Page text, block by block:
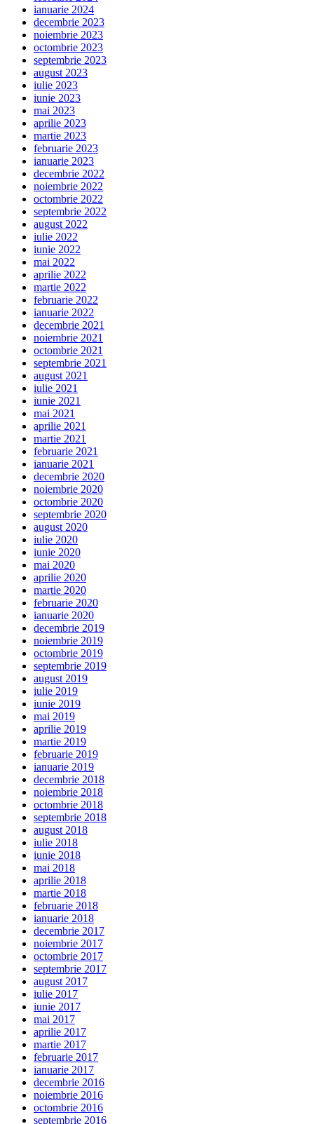
ianuarie 2024
decembrie 2023
noiembrie 2023
octombrie 2023
septembrie 2023
august 2023
iulie 2023
iunie 2023
mai 2023
aprilie 2023
martie 2023
februarie 2023
ianuarie 2023
decembrie 2022
noiembrie 2022
octombrie 2022
septembrie 2022
august 2022
iulie 2022
iunie 2022
mai 2022
aprilie 2022
martie 2022
februarie 2022
ianuarie 2022
decembrie 2021
noiembrie 2021
octombrie 2021
septembrie 2021
august 2021
iulie 2021
iunie 2021
mai 2021
aprilie 2021
martie 2021
februarie 2021
ianuarie 2021
decembrie 2020
noiembrie 2020
octombrie 2020
septembrie 2020
august 2020
iulie 2020
iunie 2020
mai 2020
aprilie 2020
martie 2020
februarie 2020
ianuarie 2020
decembrie 2019
noiembrie 2019
octombrie 2019
septembrie 2019
august 2019
iulie 2019
iunie 2019
mai 2019
aprilie 2019
martie 2019
februarie 2019
ianuarie 2019
decembrie 2018
noiembrie 2018
octombrie 2018
septembrie 2018
august 2018
iulie 2018
iunie 2018
mai 2018
aprilie 2018
martie 2018
februarie 2018
ianuarie 2018
decembrie 2017
noiembrie 2017
octombrie 2017
septembrie 2017
august 2017
iulie 2017
iunie 2017
mai 2017
aprilie 2017
martie 2017
februarie 2017
ianuarie 2017
decembrie 2016
noiembrie 2016
octombrie 2016
septembrie 2016